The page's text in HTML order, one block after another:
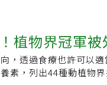
，挑選外表有斑點或金
冬南瓜，日本南瓜磨碎
甚至可以將湯裝在挖
的味道，是寒冬最完
冷藏法與切丁冷凍法
放入裝水約2公分高的
，以噴水後的餐巾紙
冷凍法：去除葉片及
爭議，像是營養素被榨
接丟入果汁機，一完成
素。古德曼說一般人都
，但大家都瞪大眼認
使用的食材也很簡單
植物界冠軍被
，透過食療也許可以
素，列出44種動植物